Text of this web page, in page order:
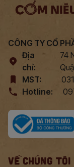
CÔNG TY CỔ
Địa
chỉ:
74
MST:
Hotline:
VỀ CHÚNG TÔI